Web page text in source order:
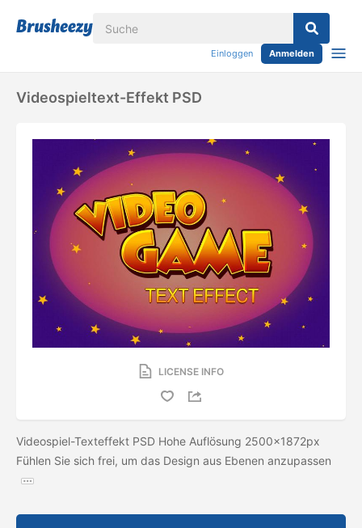
Einloggen Anmelden
Videospieltext-Effekt PSD
LICENSE INFO
Videospiel-Texteffekt PSD Hohe Auflösung 2500x1872px
Fühlen Sie sich frei, um das Design aus Ebenen anzupassen